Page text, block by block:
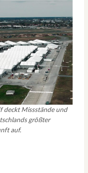
deckt Missstände und
größter
auf.